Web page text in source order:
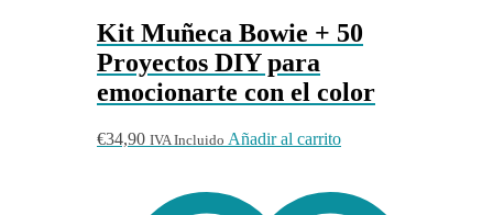
Kit Muñeca Bowie + 50
Proyectos DIY para
emocionarte con el color
€34,90 IVA Incluido Añadir al carrito